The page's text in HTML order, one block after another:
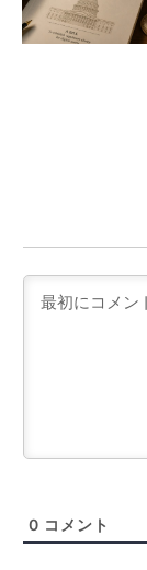
0 コメント